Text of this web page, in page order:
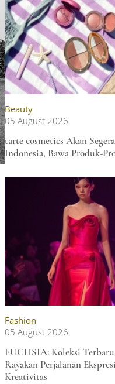
Beauty
05 August 2026
tarte cosmetics Akan
Indonesia, Bawa Produk-
Fashion
05 August 2026
FUCHSIA: Koleksi
Rayakan Perjalanan
Kreativitas